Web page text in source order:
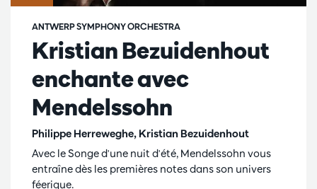
Kristian Bezuidenhout
enchante avec
Mendelssohn
Philippe Herreweghe, Kristian Bezuidenhout
ANTWERP SYMPHONY ORCHESTRA
Avec le Songe d'une nuit d'été, Mendelssohn vous
entraîne dès les premières notes dans son univers
féerique.